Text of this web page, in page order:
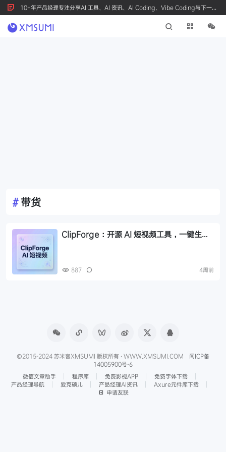
10+年产品经理专注分享AI 工具、AI 资讯、AI Coding、Vibe Coding与下一代
产品创新，按 Ctrl+D 收藏我们
#带货
ClipForge：开源 AI 短视频工具，一键生成
887 4周前
©2015-2024 苏米客XMSUMI 版权所有 · WWW.XMSUMI.COM 闽ICP备
14005900号-6
微信文章助手
程序库 免费影视APP
免费字体下载
产品经理导航
爱克硕儿 产品经理AI资讯
Axure元件库下载
申请友联